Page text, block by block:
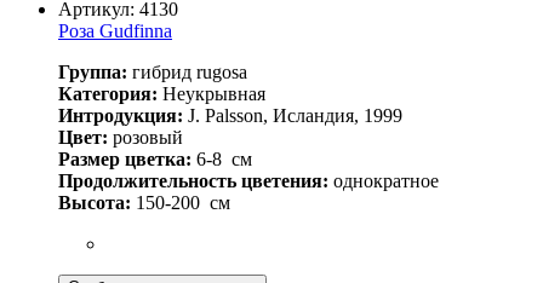
Артикул: 4130
Роза Gudfinna
Группа: гибрид rugosa
Категория: Неукрывная
Интродукция: J. Palsson, Исландия, 1999
Цвет: розовый
Размер цветка: 6-8 см
Продолжительность цветения: однократное
Высота: 150-200 см